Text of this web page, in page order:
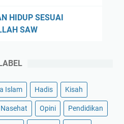
HIDUP SESUAI
SAW
LABEL
Islam Hadis Kisah
Nasehat Opini Pendidikan